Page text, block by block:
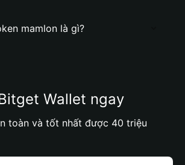
mamlon là gì?
Wallet ngay
toàn và tốt nhất được 40 triệu